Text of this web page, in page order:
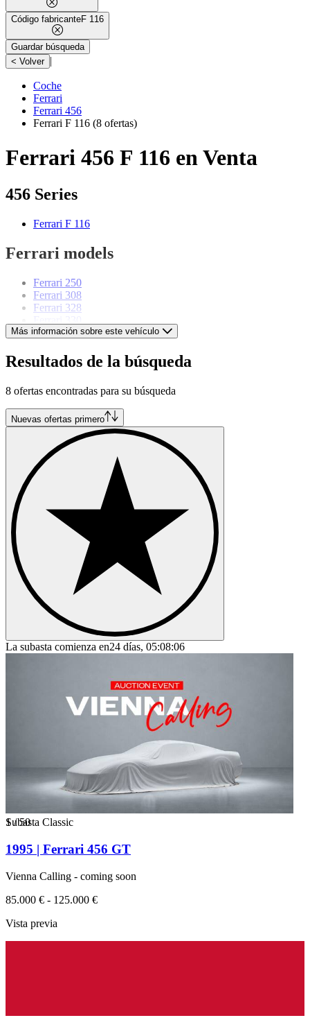
Código fabricanteF 116
Guardar búsqueda
< Volver |
Coche
Ferrari
Ferrari 456
Ferrari F 116 (8 ofertas)
Ferrari 456 F 116 en Venta
456 Series
Ferrari F 116
Ferrari models
Ferrari 250
Ferrari 308
Ferrari 328
Ferrari 360
Ferrari 512
Ferrari California
Ferrari F430
Ferrari Mondial
Ferrari Testarossa
Más información sobre este vehículo
Resultados de la búsqueda
8 ofertas encontradas para su búsqueda
Nuevas ofertas primero
La subasta comienza en24 días, 05:08:06
1/50
Subasta Classic
1995 | Ferrari 456 GT
Vienna Calling - coming soon
85.000 € - 125.000 €
Vista previa